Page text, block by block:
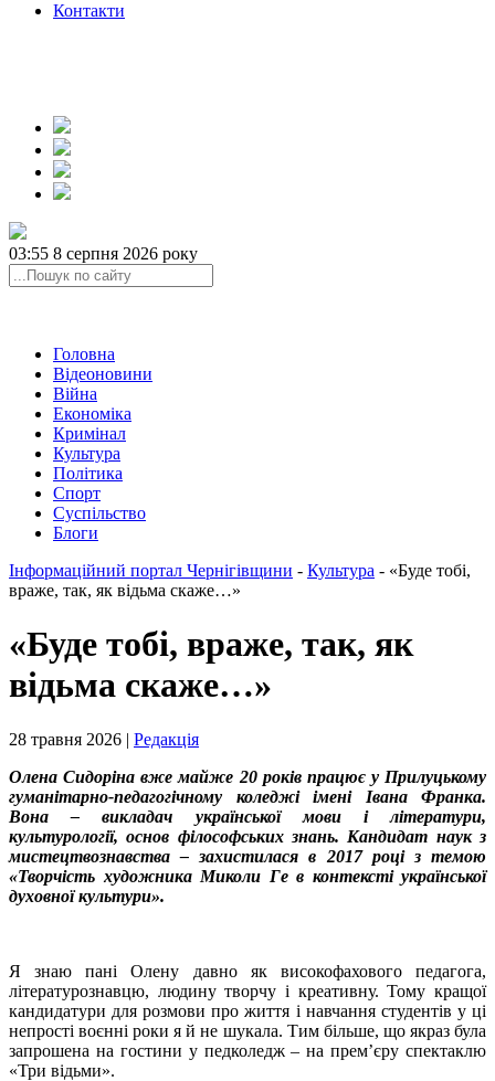
Контакти
03:55 8 серпня 2026 року
Головна
Відеоновини
Війна
Економіка
Кримінал
Культура
Політика
Спорт
Суспільство
Блоги
Інформаційний портал Чернігівщини - Культура - «Буде тобі,
враже, так, як відьма скаже…»
«Буде тобі, враже, так, як
відьма скаже…»
28 травня 2026 | Редакція
Олена Сидоріна вже майже 20 років працює у Прилуцькому
гуманітарно-педагогічному коледжі імені Івана Франка.
Вона – викладач української мови і літератури,
культурології, основ філософських знань. Кандидат наук з
мистецтвознавства – захистилася в 2017 році з темою
«Творчість художника Миколи Ге в контексті української
духовної культури».
Я знаю пані Олену давно як високофахового педагога,
літературознавцю, людину творчу і креативну. Тому кращої
кандидатури для розмови про життя і навчання студентів у ці
непрості воєнні роки я й не шукала. Тим більше, що якраз була
запрошена на гостини у педколедж – на прем’єру спектаклю
«Три відьми».